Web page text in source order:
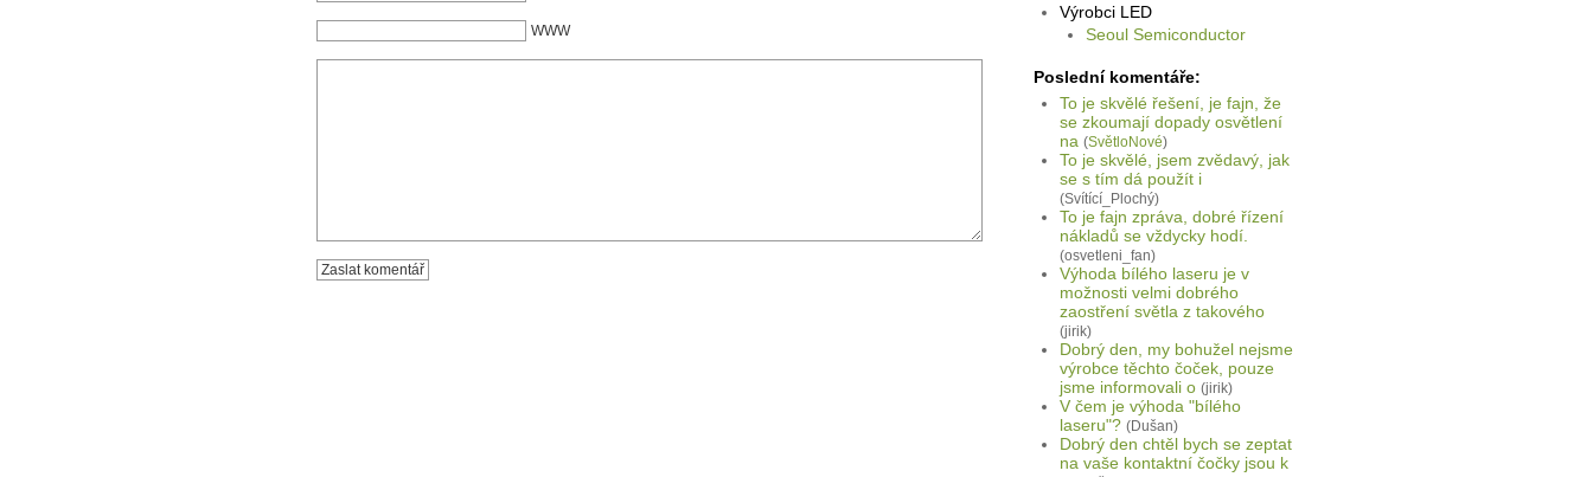
Výrobci LED
Seoul Semiconductor
Poslední komentáře:
To je skvělé řešení, je fajn, že
se zkoumají dopady osvětlení
na (SvětloNové)
To je skvělé, jsem zvědavý, jak
se s tím dá použít i
(Svítící_Plochý)
To je fajn zpráva, dobré řízení
nákladů se vždycky hodí.
(osvetleni_fan)
Výhoda bílého laseru je v
možnosti velmi dobrého
zaostření světla z takového
(jirik)
Dobrý den, my bohužel nejsme
výrobce těchto čoček, pouze
jsme informovali o (jirik)
V čem je výhoda "bílého
laseru"? (Dušan)
Dobrý den chtěl bych se zeptat
na vaše kontaktní čočky jsou k
WWW